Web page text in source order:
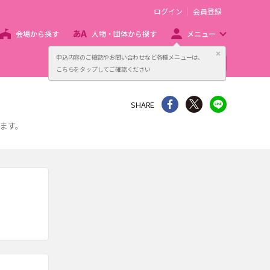
申込内容のご確認やお問い合わせなど各種メニューは、
こちらをタップしてご確認ください
閉じる
ログイン 会員登録
会場から探す 人物・団体から探す メニュー
主催者向け販売サービス
。
SHARE シェア Twitter